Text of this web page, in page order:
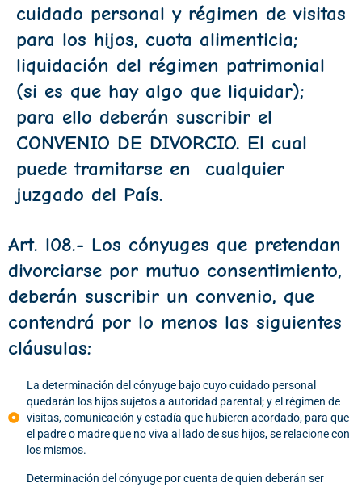
cuidado personal y régimen de visitas
para los hijos, cuota alimenticia;
liquidación del régimen patrimonial
(si es que hay algo que liquidar);
para ello deberán suscribir el
CONVENIO DE DIVORCIO. El cual
puede tramitarse en cualquier
juzgado del País.
Art. l08.- Los cónyuges que pretendan
divorciarse por mutuo consentimiento,
deberán suscribir un convenio, que
contendrá por lo menos las siguientes
cláusulas:
La determinación del cónyuge bajo cuyo cuidado personal
quedarán los hijos sujetos a autoridad parental; y el régimen de
visitas, comunicación y estadía que hubieren acordado, para que
el padre o madre que no viva al lado de sus hijos, se relacione con
los mismos.
Determinación del cónyuge por cuenta de quien deberán ser